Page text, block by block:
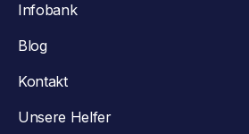
Infobank
Blog
Kontakt
Unsere Helfer